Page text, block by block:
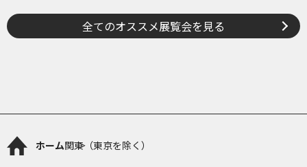
全てのオススメ展覧会を見る
ホーム関東（東京を除く）